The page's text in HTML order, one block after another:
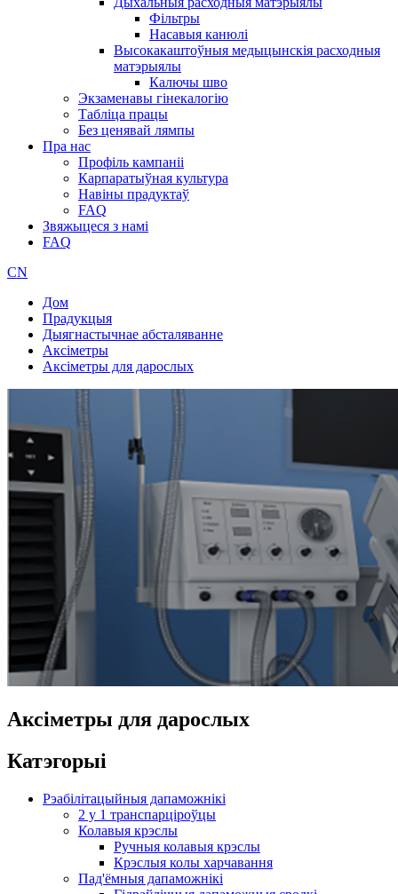
Фільтры
Насавыя канюлі
Высокакаштоўныя медыцынскія расходныя
матэрыялы
Калючы шво
Экзаменавы гінекалогію
Табліца працы
Без ценявай лямпы
Пра нас
Профіль кампаніі
Карпаратыўная культура
Навіны прадуктаў
FAQ
Звяжыцеся з намі
FAQ
CN
Дом
Прадукцыя
Дыягнастычнае абсталяванне
Аксіметры
Аксіметры для дарослых
Аксіметры для дарослых
Катэгорыі
Рэабілітацыйныя дапаможнікі
2 у 1 транспарціроўцы
Колавыя крэслы
Ручныя колавыя крэслы
Крэслыя колы харчавання
Пад'ёмныя дапаможнікі